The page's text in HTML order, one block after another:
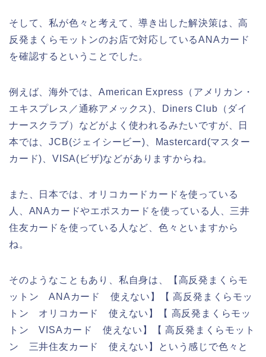
そして、私が色々と考えて、導き出した解決策は、高
反発まくらモットンのお店で対応しているANAカード
を確認するということでした。
例えば、海外では、American Express（アメリカン・
エキスプレス／通称アメックス)、Diners Club（ダイ
ナースクラブ）などがよく使われるみたいですが、日
本では、JCB(ジェイシービー)、Mastercard(マスター
カード)、VISA(ビザ)などがありますからね。
また、日本では、オリコカードカードを使っている
人、ANAカードやエポスカードを使っている人、三井
住友カードを使っている人など、色々といますから
ね。
そのようなこともあり、私自身は、【高反発まくらモ
ットン ANAカード 使えない】【 高反発まくらモッ
トン オリコカード 使えない】【 高反発まくらモッ
トン VISAカード 使えない】【 高反発まくらモット
ン 三井住友カード 使えない】という感じで色々と